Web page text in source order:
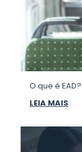
O que é
LEIA MAIS